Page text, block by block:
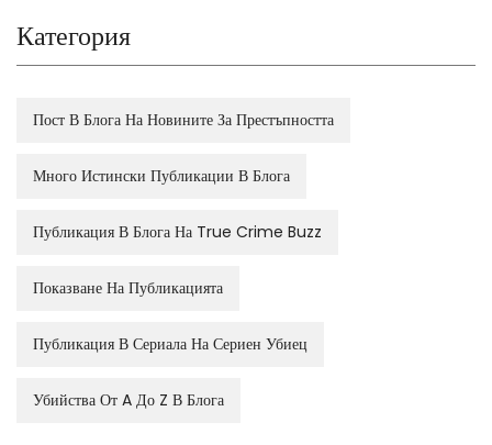
Категория
Пост В Блога На Новините За Престъпността
Много Истински Публикации В Блога
Публикация В Блога На True Crime Buzz
Показване На Публикацията
Публикация В Сериала На Сериен Убиец
Убийства От A До Z В Блога